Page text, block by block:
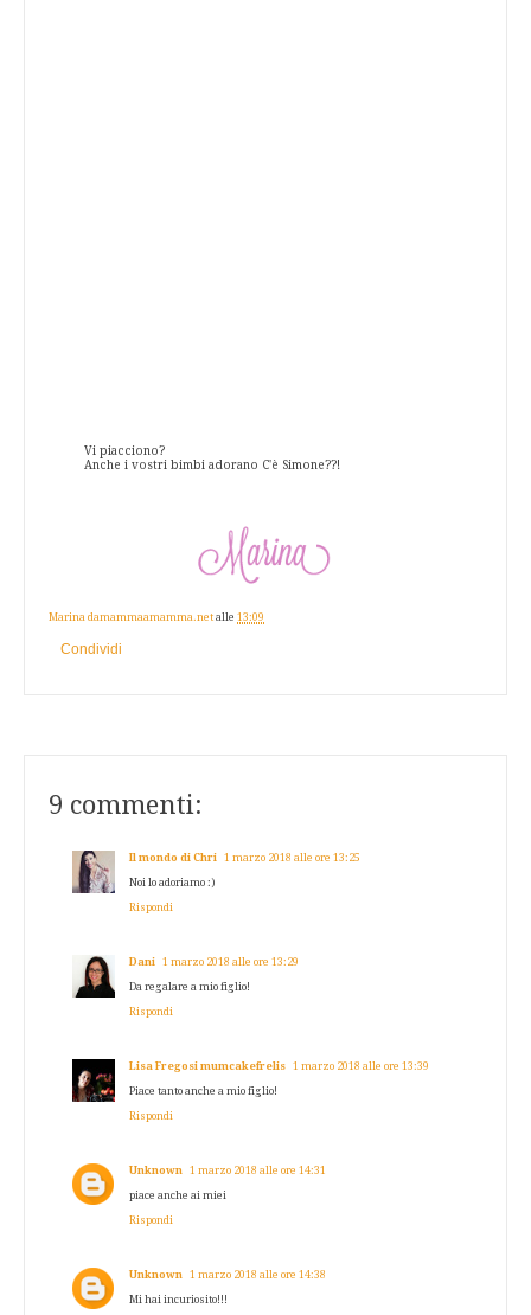
Vi piacciono?
Anche i vostri bimbi adorano C'è Simone??!
Marina damammaamamma.net alle 13:09
Condividi
9 commenti:
Il mondo di Chri 1 marzo 2018 alle ore 13:25
Noi lo adoriamo :)
Rispondi
Dani 1 marzo 2018 alle ore 13:29
Da regalare a mio figlio!
Rispondi
Lisa Fregosi mumcakefrelis 1 marzo 2018 alle ore 13:39
Piace tanto anche a mio figlio!
Rispondi
Unknown 1 marzo 2018 alle ore 14:31
piace anche ai miei
Rispondi
Unknown 1 marzo 2018 alle ore 14:38
Mi hai incuriosito!!!